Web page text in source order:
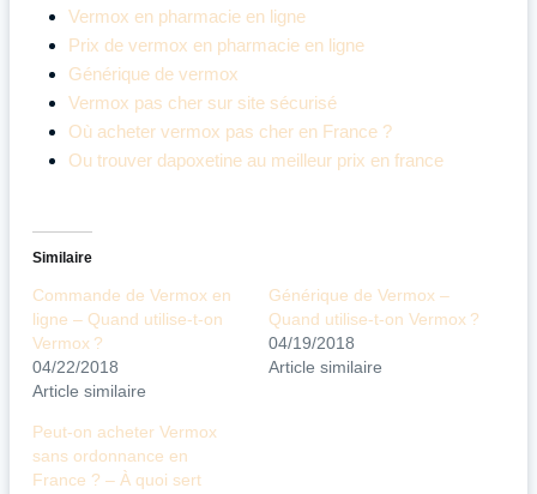
Vermox en pharmacie en ligne
Prix de vermox en pharmacie en ligne
Générique de vermox
Vermox pas cher sur site sécurisé
Où acheter vermox pas cher en France ?
Ou trouver dapoxetine au meilleur prix en france
Similaire
Commande de Vermox en
ligne – Quand utilise-t-on
Vermox ?
04/22/2018
Article similaire
Générique de Vermox –
Quand utilise-t-on Vermox ?
04/19/2018
Article similaire
Peut-on acheter Vermox
sans ordonnance en
France ? – À quoi sert